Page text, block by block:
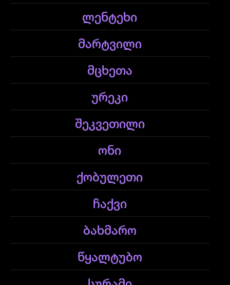
ლენტეხი
მარტვილი
მცხეთა
ურეკი
შეკვეთილი
ონი
ქობულეთი
ჩაქვი
ბახმარო
წყალტუბო